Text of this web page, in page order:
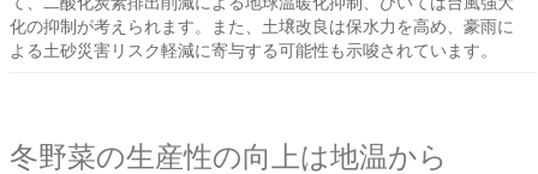
化の抑制が考えられます。また、土壌改良は保水力を高め、豪雨に
よる土砂災害リスク軽減に寄与する可能性も示唆されています。
冬野菜の生産性の向上は地温から